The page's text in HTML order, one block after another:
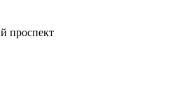
проспект